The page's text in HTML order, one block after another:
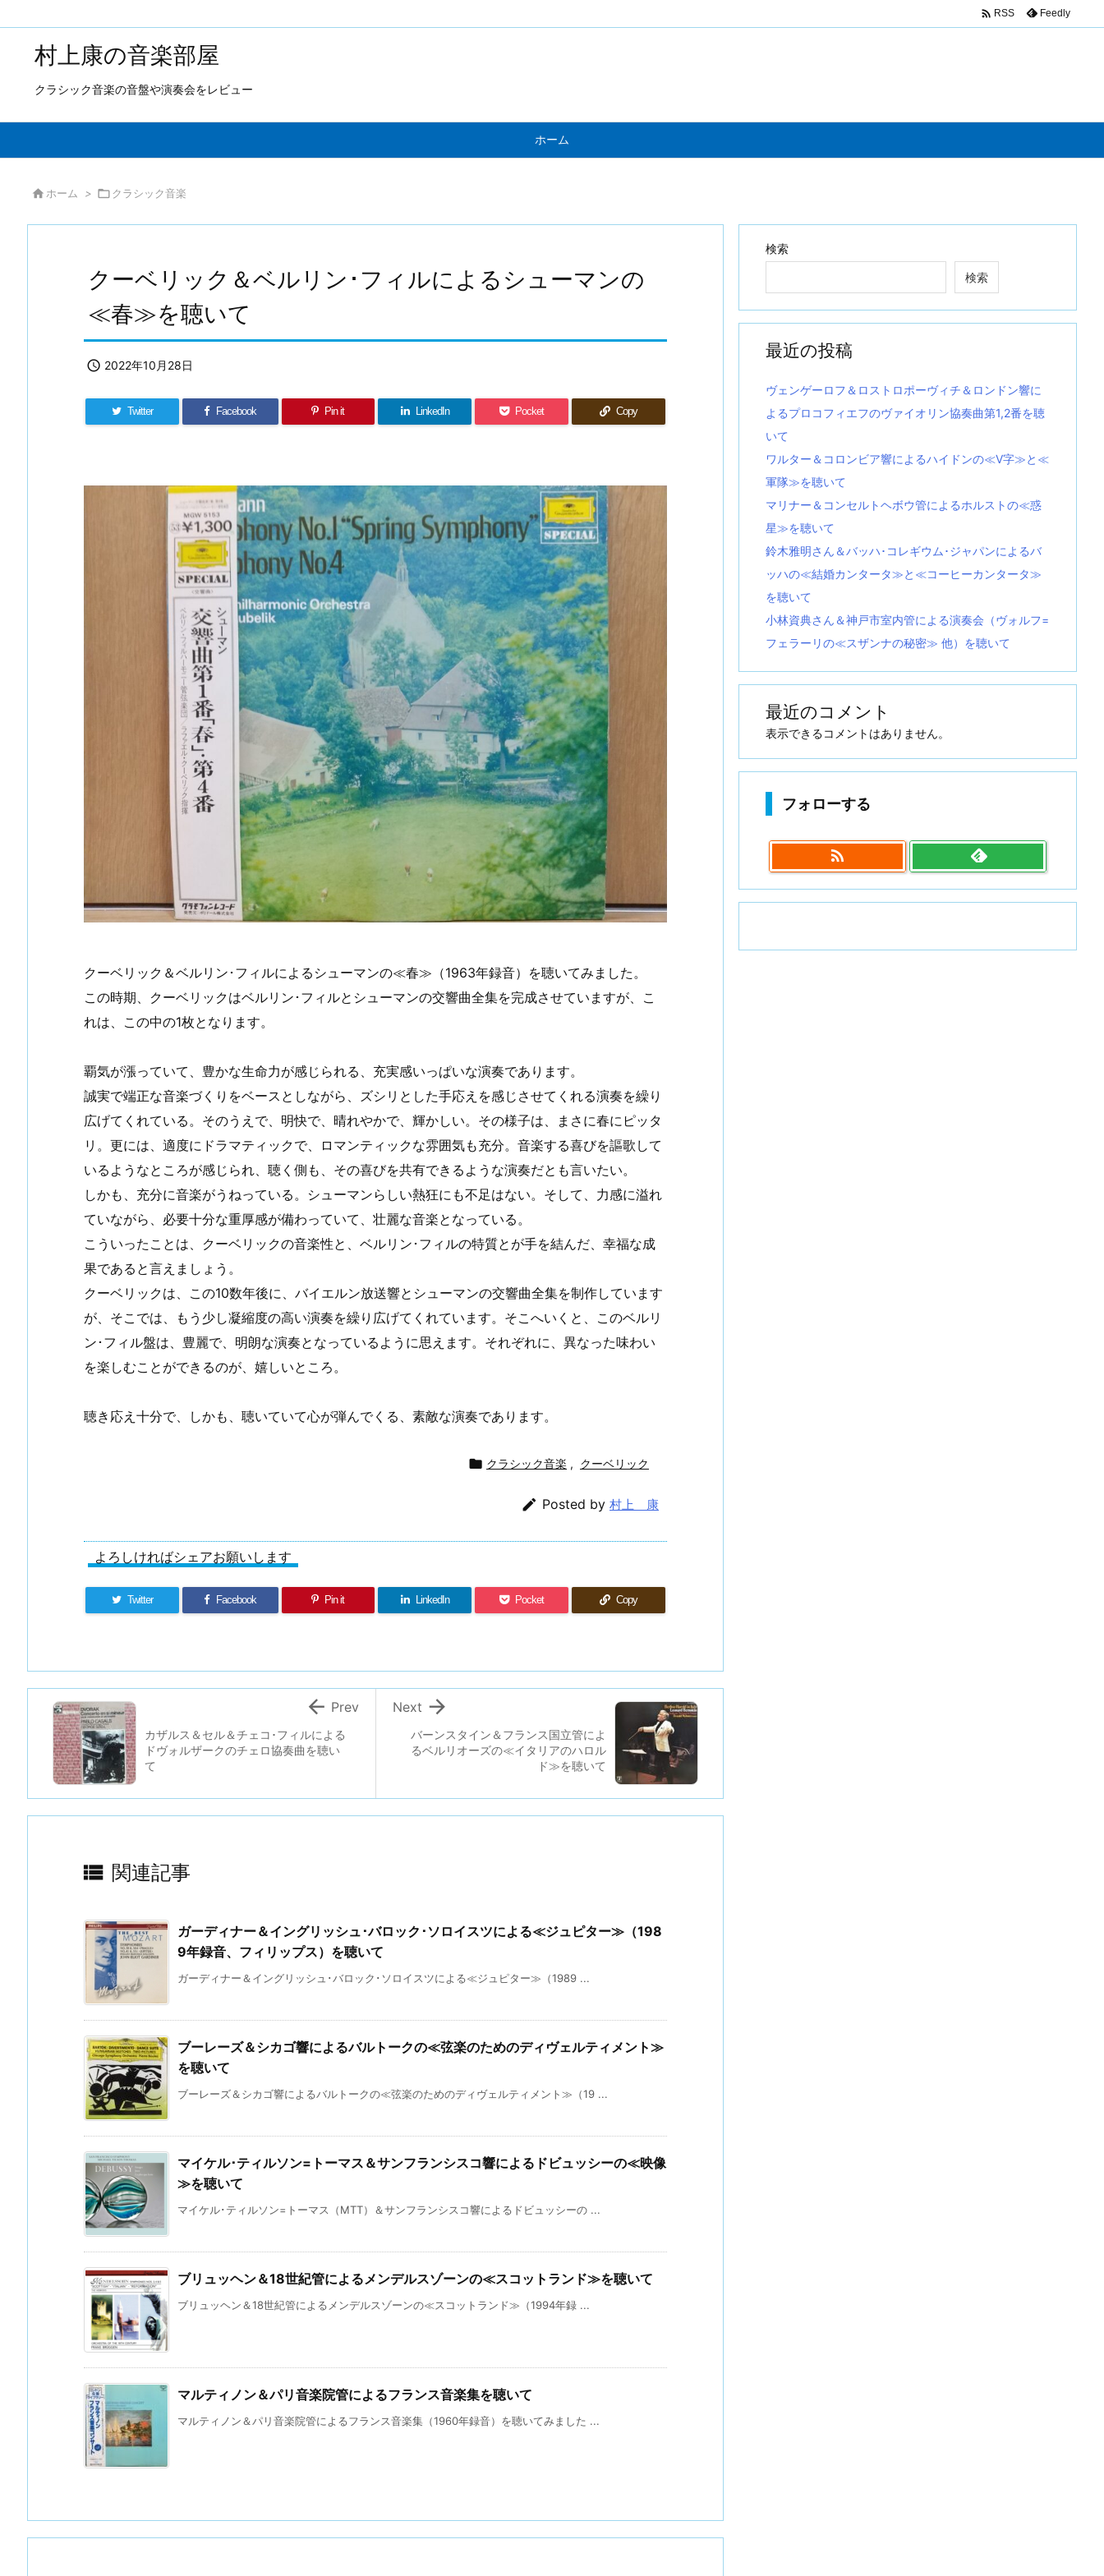
村上康の音楽部屋
クラシック音楽の音盤や演奏会をレビュー
ホーム
 RSS Feedly
 ホーム > クラシック音楽
クーベリック＆ベルリン･フィルによるシューマンの
≪春≫を聴いて
 2022年10月28日
Twitter Facebook Pin it LinkedIn Pocket Copy
クーベリック＆ベルリン･フィルによるシューマンの≪春≫（1963年録音）を聴いてみました。
この時期、クーベリックはベルリン･フィルとシューマンの交響曲全集を完成させていますが、こ
れは、この中の1枚となります。
覇気が漲っていて、豊かな生命力が感じられる、充実感いっぱいな演奏であります。
誠実で端正な音楽づくりをベースとしながら、ズシリとした手応えを感じさせてくれる演奏を繰り
広げてくれている。そのうえで、明快で、晴れやかで、輝かしい。その様子は、まさに春にピッタ
リ。更には、適度にドラマティックで、ロマンティックな雰囲気も充分。音楽する喜びを謳歌して
いるようなところが感じられ、聴く側も、その喜びを共有できるような演奏だとも言いたい。
しかも、充分に音楽がうねっている。シューマンらしい熱狂にも不足はない。そして、力感に溢れ
ていながら、必要十分な重厚感が備わっていて、壮麗な音楽となっている。
こういったことは、クーベリックの音楽性と、ベルリン･フィルの特質とが手を結んだ、幸福な成
果であると言えましょう。
クーベリックは、この10数年後に、バイエルン放送響とシューマンの交響曲全集を制作しています
が、そこでは、もう少し凝縮度の高い演奏を繰り広げてくれています。そこへいくと、このベルリ
ン･フィル盤は、豊麗で、明朗な演奏となっているように思えます。それぞれに、異なった味わい
を楽しむことができるのが、嬉しいところ。
聴き応え十分で、しかも、聴いていて心が弾んでくる、素敵な演奏であります。
 クラシック音楽 , クーベリック
 Posted by 村上 康
よろしければシェアお願いします
Twitter Facebook Pin it LinkedIn Pocket Copy
バーンスタイン＆フランス国立管によ
るベルリオーズの≪イタリアのハロル
ド≫を聴いて

Next
カザルス＆セル＆チェコ･フィルによる
ドヴォルザークのチェロ協奏曲を聴い
て
 Prev
 関連記事
ガーディナー＆イングリッシュ･バロック･ソロイスツによる≪ジュピター≫（198
9年録音、フィリップス）を聴いて
ガーディナー＆イングリッシュ･バロック･ソロイスツによる≪ジュピター≫（1989 ...
ブーレーズ＆シカゴ響によるバルトークの≪弦楽のためのディヴェルティメント≫
を聴いて
ブーレーズ＆シカゴ響によるバルトークの≪弦楽のためのディヴェルティメント≫（19 ...
マイケル･ティルソン=トーマス＆サンフランシスコ響によるドビュッシーの≪映像
≫を聴いて
マイケル･ティルソン=トーマス（MTT）＆サンフランシスコ響によるドビュッシーの ...
ブリュッヘン＆18世紀管によるメンデルスゾーンの≪スコットランド≫を聴いて
ブリュッヘン＆18世紀管によるメンデルスゾーンの≪スコットランド≫（1994年録 ...
マルティノン＆パリ音楽院管によるフランス音楽集を聴いて
マルティノン＆パリ音楽院管によるフランス音楽集（1960年録音）を聴いてみました ...
検索
検索
最近の投稿
ヴェンゲーロフ＆ロストロポーヴィチ＆ロンドン響に
よるプロコフィエフのヴァイオリン協奏曲第1,2番を聴
いて
ワルター＆コロンビア響によるハイドンの≪V字≫と≪
軍隊≫を聴いて
マリナー＆コンセルトヘボウ管によるホルストの≪惑
星≫を聴いて
鈴木雅明さん＆バッハ･コレギウム･ジャパンによるバ
ッハの≪結婚カンタータ≫と≪コーヒーカンタータ≫
を聴いて
小林資典さん＆神戸市室内管による演奏会（ヴォルフ=
フェラーリの≪スザンナの秘密≫ 他）を聴いて
最近のコメント
表示できるコメントはありません。
フォローする
